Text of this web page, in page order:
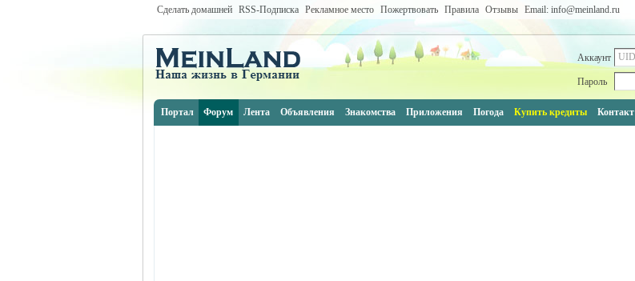
Сделать домашней RSS-Подписка Рекламное место Пожертвовать Правила Отзывы Email: info@meinland.ru
Аккаунт
Пароль
Портал Форум Лента Объявления Знакомства Приложения Погода Купить кредиты Контакт